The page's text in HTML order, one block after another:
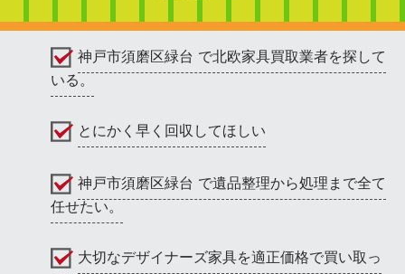
神戸市須磨区緑台 で北欧家具買取業者を探して
いる。
とにかく早く回収してほしい
神戸市須磨区緑台 で遺品整理から処理まで全て
任せたい。
大切なデザイナーズ家具を適正価格で買い取っ